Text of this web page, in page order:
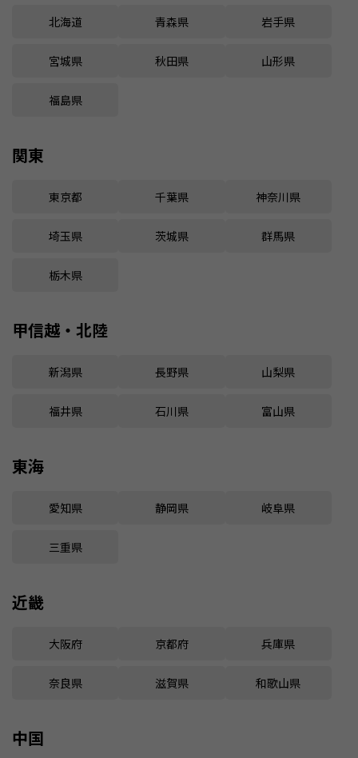
北海道 青森県 岩手県
宮城県 秋田県 山形県
福島県
関東
東京都 千葉県 神奈川県
埼玉県 茨城県 群馬県
栃木県
甲信越・北陸
新潟県 長野県 山梨県
福井県 石川県 富山県
東海
愛知県 静岡県 岐阜県
三重県
近畿
大阪府 京都府 兵庫県
奈良県 滋賀県 和歌山県
中国